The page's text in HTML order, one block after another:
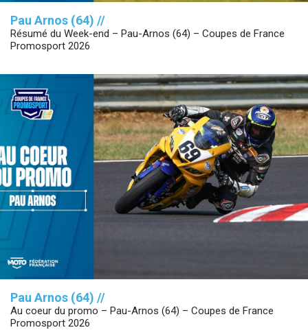
Pau Arnos (64) //
Résumé du Week-end – Pau-Arnos (64) – Coupes de France
Promosport 2026
Pau Arnos (64) //
Au coeur du promo – Pau-Arnos (64) – Coupes de France
Promosport 2026